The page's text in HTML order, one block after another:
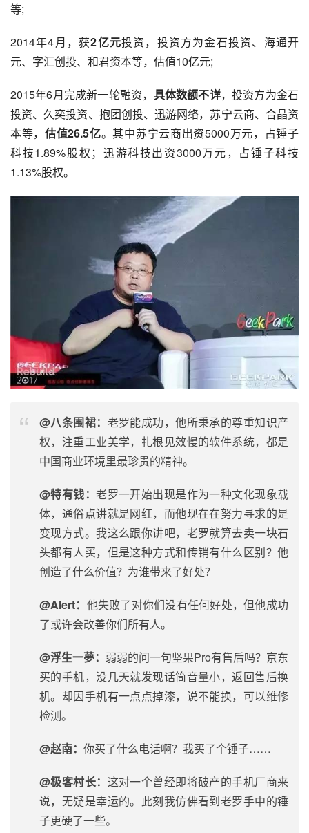
等;
2014年4月，获2亿元投资，投资方为金石投资、海通开
元、字汇创投、和君资本等，估值10亿元;
2015年6月完成新一轮融资， 具体数额不详，投资方为金石
投资、久奕投资、抱团创投、迅游网络， 苏宁云商、合晶资
本等，估值26.5亿。其中苏宁云商出资5000万元，占锤子
科技1.89%股权；迅游科技出资3000万元，占锤子科技
1.13%股权。
@八条围裙： 老罗能成功，他所秉承的尊重知识产
权，注重工业美学，扎根见效慢的软件系统，都是
中国商业环境里最珍贵的精神。
@特有钱：老罗一开始出现是作为一种文化现象载
体，通俗点讲就是网红，而他现在在努力寻求的是
变现方式。我这么跟你讲吧，老罗就算去卖一块石
头都有人买，但是这种方式和传销有什么区别？他
创造了什么价值？为谁带来了好处？
@Alert： 他失败了对你们没有任何好处，但他成功
了或许会改善你们所有人。
@浮生一夢： 弱弱的问一句坚果Pro有售后吗？ 京东
买的手机，没几天就发现话筒音量小，返回售后换
机。却因手机有一点点掉漆，说不能换，可以维修
检测。
@赵南： 你买了什么电话啊？我买了个锤子……
@极客村长： 这对一个曾经即将破产的手机厂商来
说，无疑是幸运的。此刻我仿佛看到老罗手中的锤
子更硬了一些。